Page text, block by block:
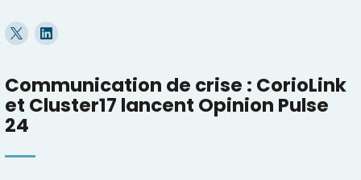
Communication de crise : CorioLink
et Cluster17 lancent Opinion Pulse
24